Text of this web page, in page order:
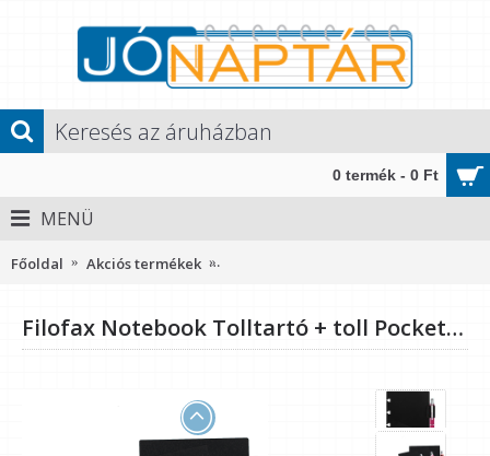
0 termék - 0 Ft
MENÜ
Főoldal Akciós termékek
Filofax Notebook Tolltartó + toll Pocket Fuchsia